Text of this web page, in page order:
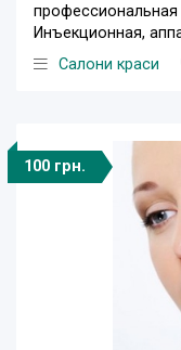
профессиональная
Инъекционная,
Салони краси
100 грн.